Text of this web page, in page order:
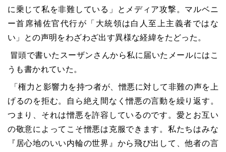
に乗じて私を非難している」とメディア攻撃。マルベニ
ー首席補佐官代行が「大統領は白人至上主義者ではな
い」との声明をわざわざ出す異様な経緯をたどった。
冒頭で書いたスーザンさんから私に届いたメールにはこ
うも書かれていた。
「権力と影響力を持つ者が、憎悪に対して非難の声を上
げるのを拒む。自ら絶え間なく憎悪の言動を繰り返す。
つまり、それは憎悪を許容しているのです。愛とお互い
の敬意によってこそ憎悪は克服できます。私たちはみな
『居心地のいい内輪の世界』から飛び出して、他者の言